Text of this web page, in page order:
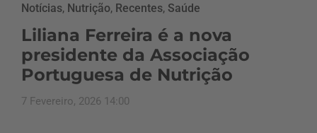
Notícias, Nutrição, Recentes, Saúde
Liliana Ferreira é a nova
presidente da Associação
Portuguesa de Nutrição
7 Fevereiro, 2026 14:00